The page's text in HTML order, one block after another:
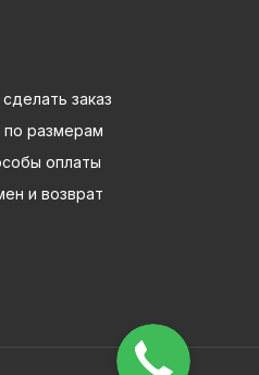
заказ
по размерам
оплаты
и возврат